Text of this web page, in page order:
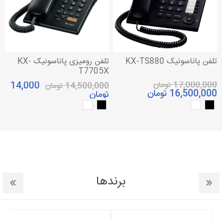
تلفن پاناسونیک KX-TS880
17,000,000 تومان
16,500,000 تومان
تلفن رومیزی پاناسونیک KX-
T7705X
14,500,000 تومان
14,000
تومان
برندها